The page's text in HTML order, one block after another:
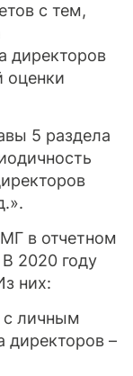
с тем,
директоров
оценки
5 раздела
в отчетном
2020 году
них:
с личным
директоров –